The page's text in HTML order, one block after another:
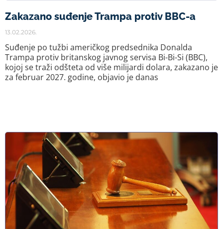
Zakazano suđenje Trampa protiv BBC-a
13.02.2026.
Suđenje po tužbi američkog predsednika Donalda
Trampa protiv britanskog javnog servisa Bi-Bi-Si (BBC),
kojoj se traži odšteta od više milijardi dolara, zakazano je
za februar 2027. godine, objavio je danas